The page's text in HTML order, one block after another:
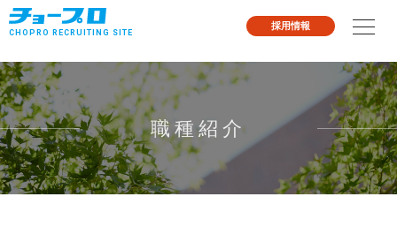
CHOPRO RECRUITING SITE
採用情報
職種紹介